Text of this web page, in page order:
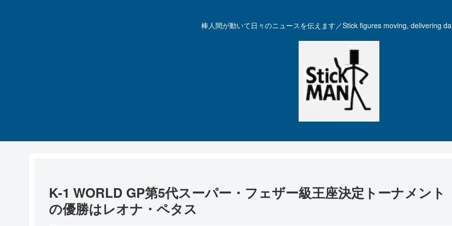
棒人間が動いて日々のニュースを伝えます／Stick figures moving, delivering
K-1 WORLD GP第5代スーパー・フェザー級王座決定トーナメント
の優勝はレオナ・ペタス